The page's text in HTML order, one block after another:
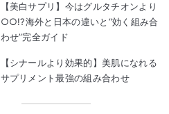
【美白サプリ】今はグルタチオンより
○○!?海外と日本の違いと“効く組み合
わせ”完全ガイド
【シナールより効果的】美肌になれる
サプリメント最強の組み合わせ